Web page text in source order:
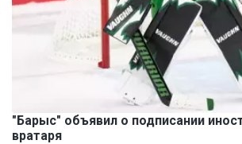
"Барыс" объявил о подписании
вратаря